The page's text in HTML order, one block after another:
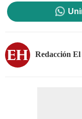
Redacción